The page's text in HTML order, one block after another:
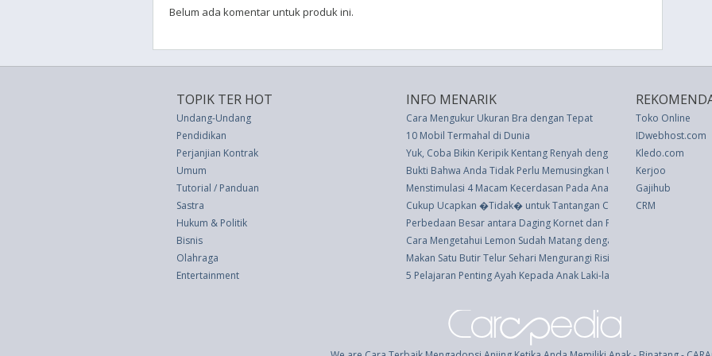
Belum ada komentar untuk produk ini.
TOPIK TER HOT
Undang-Undang
Pendidikan
Perjanjian Kontrak
Umum
Tutorial / Panduan
Sastra
Hukum & Politik
Bisnis
Olahraga
Entertainment
INFO MENARIK
Cara Mengukur Ukuran Bra dengan Tepat
10 Mobil Termahal di Dunia
Yuk, Coba Bikin Keripik Kentang Renyah dengan Dua Bahan
Bukti Bahwa Anda Tidak Perlu Memusingkan Ukuran Baju
Menstimulasi 4 Macam Kecerdasan Pada Anak
Cukup Ucapkan �Tidak� untuk Tantangan Condom-Snorting di
Perbedaan Besar antara Daging Kornet dan Pastrami
Cara Mengetahui Lemon Sudah Matang dengan 4 Cara Berbeda
Makan Satu Butir Telur Sehari Mengurangi Risiko Penyakit Jantung
5 Pelajaran Penting Ayah Kepada Anak Laki-lakinya
Toko Online
IDwebhost.com
Kledo.com
Kerjoo
Gajihub
CRM